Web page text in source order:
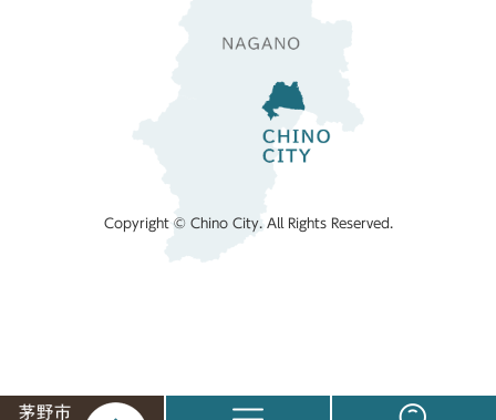
Copyright © Chino City. All Rights Reserved.